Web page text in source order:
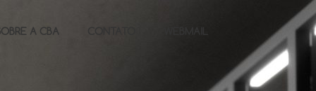
A CBA